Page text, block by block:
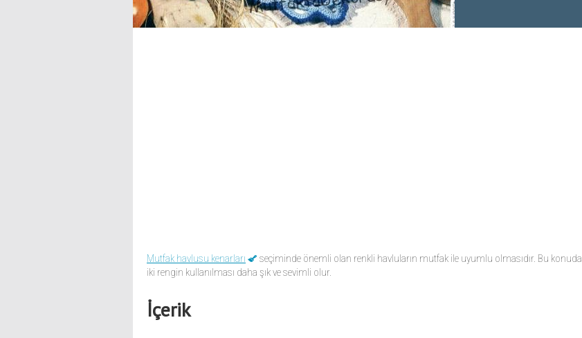
Mutfak havlusu kenarları
seçiminde önemli olan renkli havluların mutfak ile uyumlu olmasıdır. Bu konuda
iki rengin kullanılması daha şık ve sevimli olur.
İçerik